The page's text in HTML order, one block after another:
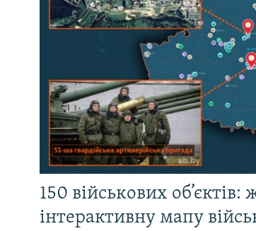
150 військових
інтерактивну мапу